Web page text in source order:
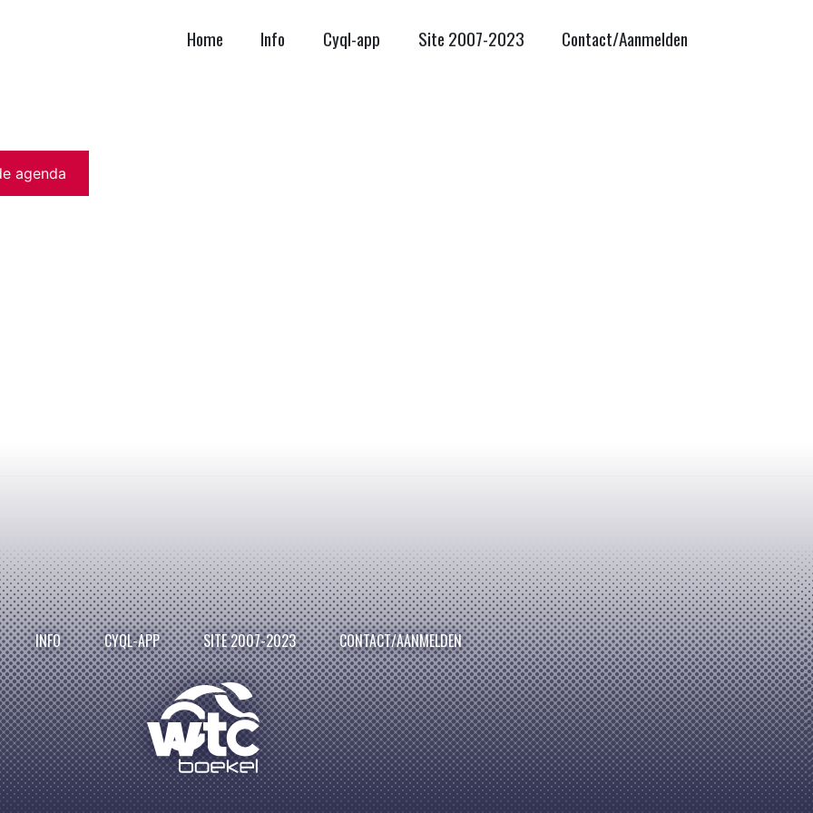
Home Info Cyql-app Site 2007-2023 Contact/Aanmelden
agenda
INFO CYQL-APP SITE 2007-2023 CONTACT/AANMELDEN